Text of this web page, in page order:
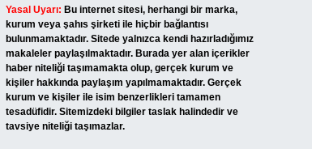
Yasal Uyarı: Bu internet sitesi, herhangi bir marka,
kurum veya şahıs şirketi ile hiçbir bağlantısı
bulunmamaktadır. Sitede yalnızca kendi hazırladığımız
makaleler paylaşılmaktadır. Burada yer alan içerikler
haber niteliği taşımamakta olup, gerçek kurum ve
kişiler hakkında paylaşım yapılmamaktadır. Gerçek
kurum ve kişiler ile isim benzerlikleri tamamen
tesadüfidir. Sitemizdeki bilgiler taslak halindedir ve
tavsiye niteliği taşımazlar.